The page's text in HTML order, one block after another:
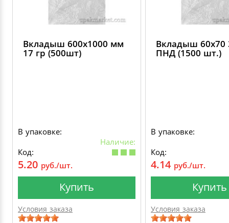
Вкладыш 600х1000 мм
17 гр (500шт)
В упаковке:
Наличие:
Код:
5.20 руб./шт.
Купить
Условия заказа
Вкладыш 60х70
ПНД (1500 шт.)
В упаковке:
Код:
4.14 руб./шт.
Купить
Условия заказа